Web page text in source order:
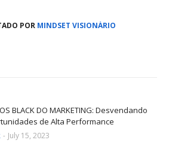
POR MINDSET VISIONÁRIO
BLACK DO MARKETING: Desvendando
de Alta Performance
- July 15, 2023